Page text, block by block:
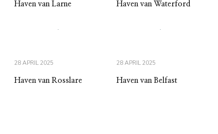
Haven van Larne Haven van Waterford
28 APRIL 2025
Haven van Rosslare
28 APRIL 2025
Haven van Belfast